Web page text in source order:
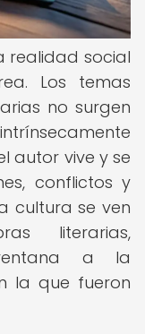
realidad social
Los temas
no surgen
autor vive y se
conflictos y
cultura se ven
literarias,
a la
la que fueron